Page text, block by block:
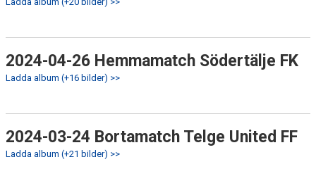
2024-04-26 Hemmamatch Södertälje FK
Ladda album (+16 bilder) >>
2024-03-24 Bortamatch Telge United FF
Ladda album (+21 bilder) >>